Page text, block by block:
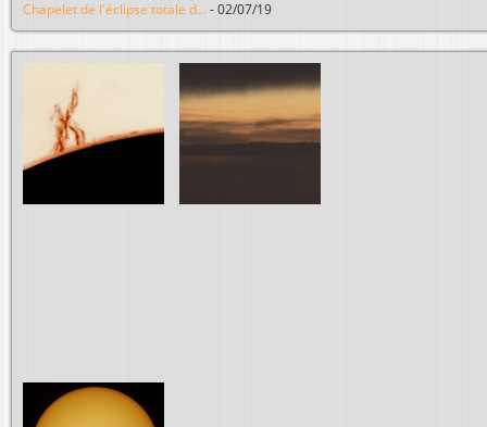
Chapelet de l'éclipse totale d... - 02/07/19